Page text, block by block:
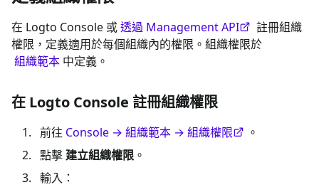
在 Logto Console 或透過 Management API
註冊組織
權限，定義適用於每個組織內的權限。組織權限於
組織範本 中定義。
在 Logto Console 註冊組織權限
前往 Console → 組織範本 → 組織權限
。
點擊 建立組織權限 。
輸入：